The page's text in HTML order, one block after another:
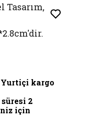
Tasarım,
Yurtiçi kargo
2
için